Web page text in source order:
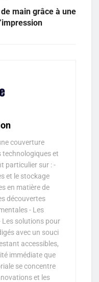
main grâce à une
couverture
et
particulier sur : -
et le stockage
en matière de
découvertes
- Les
solutions pour
avec un souci
accessibles,
immédiate que
se concentre
et les